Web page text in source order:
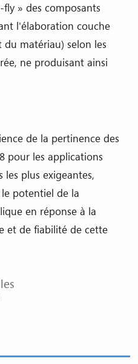
» des composants
l'élaboration couche
matériau) selon les
ne produisant ainsi
de la pertinence des
pour les applications
plus exigeantes,
potentiel de la
en réponse à la
et de fiabilité de cette